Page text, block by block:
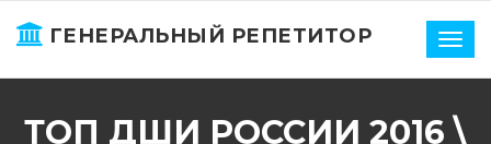
ГЕНЕРАЛЬНЫЙ РЕПЕТИТОР
ТОП ДШИ РОССИИ 2016 \